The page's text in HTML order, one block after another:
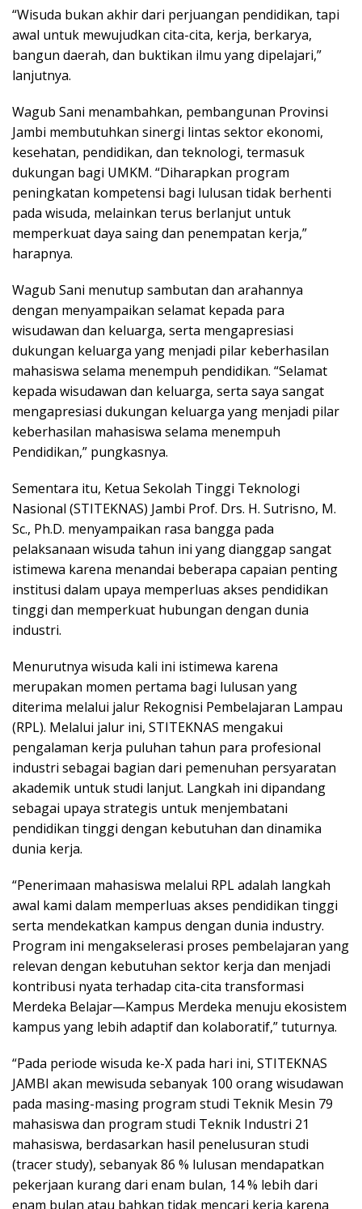
“Wisuda bukan akhir dari perjuangan pendidikan, tapi
awal untuk mewujudkan cita-cita, kerja, berkarya,
bangun daerah, dan buktikan ilmu yang dipelajari,”
lanjutnya.
Wagub Sani menambahkan, pembangunan Provinsi
Jambi membutuhkan sinergi lintas sektor ekonomi,
kesehatan, pendidikan, dan teknologi, termasuk
dukungan bagi UMKM. “Diharapkan program
peningkatan kompetensi bagi lulusan tidak berhenti
pada wisuda, melainkan terus berlanjut untuk
memperkuat daya saing dan penempatan kerja,”
harapnya.
Wagub Sani menutup sambutan dan arahannya
dengan menyampaikan selamat kepada para
wisudawan dan keluarga, serta mengapresiasi
dukungan keluarga yang menjadi pilar keberhasilan
mahasiswa selama menempuh pendidikan. “Selamat
kepada wisudawan dan keluarga, serta saya sangat
mengapresiasi dukungan keluarga yang menjadi pilar
keberhasilan mahasiswa selama menempuh
Pendidikan,” pungkasnya.
Sementara itu, Ketua Sekolah Tinggi Teknologi
Nasional (STITEKNAS) Jambi Prof. Drs. H. Sutrisno, M.
Sc., Ph.D. menyampaikan rasa bangga pada
pelaksanaan wisuda tahun ini yang dianggap sangat
istimewa karena menandai beberapa capaian penting
institusi dalam upaya memperluas akses pendidikan
tinggi dan memperkuat hubungan dengan dunia
industri.
Menurutnya wisuda kali ini istimewa karena
merupakan momen pertama bagi lulusan yang
diterima melalui jalur Rekognisi Pembelajaran Lampau
(RPL). Melalui jalur ini, STITEKNAS mengakui
pengalaman kerja puluhan tahun para profesional
industri sebagai bagian dari pemenuhan persyaratan
akademik untuk studi lanjut. Langkah ini dipandang
sebagai upaya strategis untuk menjembatani
pendidikan tinggi dengan kebutuhan dan dinamika
dunia kerja.
“Penerimaan mahasiswa melalui RPL adalah langkah
awal kami dalam memperluas akses pendidikan tinggi
serta mendekatkan kampus dengan dunia industry.
Program ini mengakselerasi proses pembelajaran yang
relevan dengan kebutuhan sektor kerja dan menjadi
kontribusi nyata terhadap cita-cita transformasi
Merdeka Belajar—Kampus Merdeka menuju ekosistem
kampus yang lebih adaptif dan kolaboratif,” tuturnya.
“Pada periode wisuda ke-X pada hari ini, STITEKNAS
JAMBI akan mewisuda sebanyak 100 orang wisudawan
pada masing-masing program studi Teknik Mesin 79
mahasiswa dan program studi Teknik Industri 21
mahasiswa, berdasarkan hasil penelusuran studi
(tracer study), sebanyak 86 % lulusan mendapatkan
pekerjaan kurang dari enam bulan, 14 % lebih dari
enam bulan atau bahkan tidak mencari kerja karena